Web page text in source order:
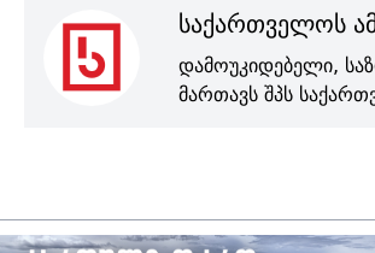
საქართველოს
დამოუკიდებელი,
მართავს შპს